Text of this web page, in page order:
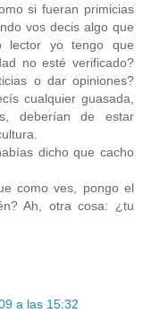
si fueran primicias
vos decis algo que
lector yo tengo que
no esté verificado?
o dar opiniones?
cualquier guasada,
deberían de estar
dicho que cacho
como ves, pongo el
Ah, otra cosa: ¿tu
a las 15:32